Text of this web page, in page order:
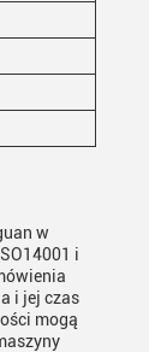
w
i
i jej czas
mogą